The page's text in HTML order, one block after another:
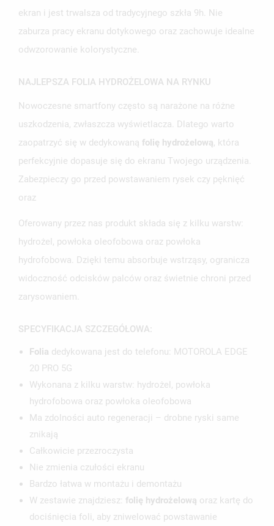
ekran i jest trwalsza od tradycyjnego szkła 9h. Nie
zaburza pracy ekranu dotykowego oraz zachowuje idealne
odwzorowanie kolorystyczne.
NAJLEPSZA FOLIA HYDROŻELOWA NA RYNKU
Nowoczesne smartfony często są narażone na różne
uszkodzenia, zwłaszcza wyświetlacza. Dlatego warto
zaopatrzyć się w dedykowaną folię hydrożelową, która
perfekcyjnie dopasuje się do ekranu Twojego urządzenia.
Zabezpieczy go przed powstawaniem rysek czy pęknięć
oraz
Oferowany przez nas produkt składa się z kilku warstw:
hydrożel, powłoka oleofobowa oraz powłoka
hydrofobowa. Dzięki temu absorbuje wstrząsy, ogranicza
widoczność odcisków palców oraz świetnie chroni przed
zarysowaniem.
SPECYFIKACJA SZCZEGÓŁOWA:
Folia dedykowana jest do telefonu: MOTOROLA EDGE
20 PRO 5G
Wykonana z kilku warstw: hydrożel, powłoka
hydrofobowa oraz powłoka oleofobowa
Ma zdolności auto regeneracji – drobne ryski same
znikają
Całkowicie przezroczysta
Nie zmienia czułości ekranu
Bardzo łatwa w montażu i demontażu
W zestawie znajdziesz: folię hydrożelową oraz kartę do
dociśnięcia foli, aby zniwelować powstawanie
MOJE LISTY ŻYCZEŃ
add_circle_outline UTWÓRZ NOWĄ LISTĘ
UTWÓRZ LISTĘ ŻYCZEŃ
NAZWA LISTY ŻYCZEŃ
ANULUJ UTWÓRZ LISTĘ ŻYCZEŃ
ZALOGUJ SIĘ
MUSISZ BYĆ ZALOGOWANY BY ZAPISAĆ PRODUKTY NA
ZALOGUJ SIĘ